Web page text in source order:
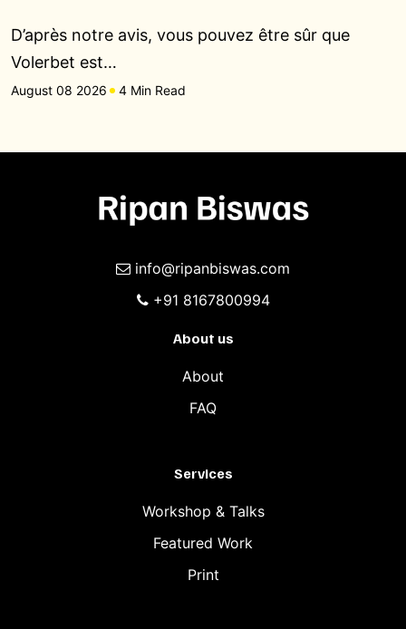
D’après notre avis, vous pouvez être sûr que
Volerbet est…
August 08 2026 4 Min Read
info@ripanbiswas.com
+91 8167800994
About us
About
FAQ
Services
Workshop & Talks
Featured Work
Print